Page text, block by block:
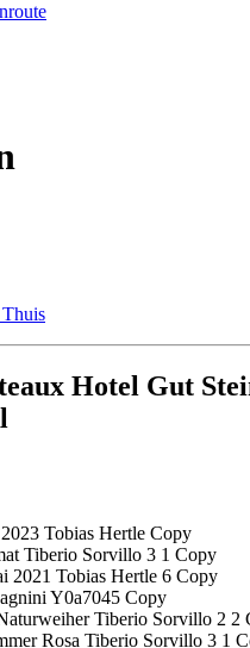
Thuis
Hotel Gut